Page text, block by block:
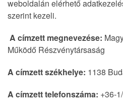
weboldalán elérhető
szerint kezeli.
A címzett megnevezése:
Működő Részvénytársaság
A címzett székhelye: 1138
A címzett telefonszáma: +36-